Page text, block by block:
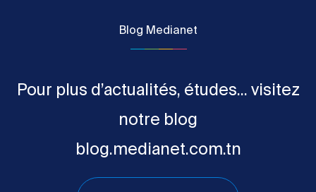
Blog Medianet
Pour plus d’actualités, études... visitez
notre blog
blog.medianet.com.tn